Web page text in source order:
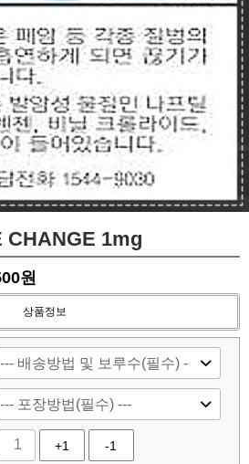
CHANGE 1mg
원
상품정보
+1 -1